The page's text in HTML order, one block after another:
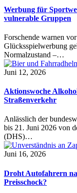
Werbung für
vulnerable Gruppen
Forschende warnen
Glücksspielwerbung
Normalzustand –…
Juni 12, 2026
Aktionswoche
Straßenverkehr
Anlässlich der
bis 21. Juni 2026 von
(DHS)…
Juni 16, 2026
Droht Autofahrern
Preisschock?